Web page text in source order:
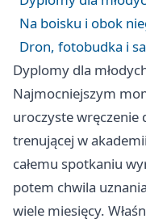
Na boisku i obok
Dron, fotobudka i
Dyplomy dla
Najmocniejszym
uroczyste wręczenie
trenującej w
całemu spotkaniu
potem chwila
wiele miesięcy.